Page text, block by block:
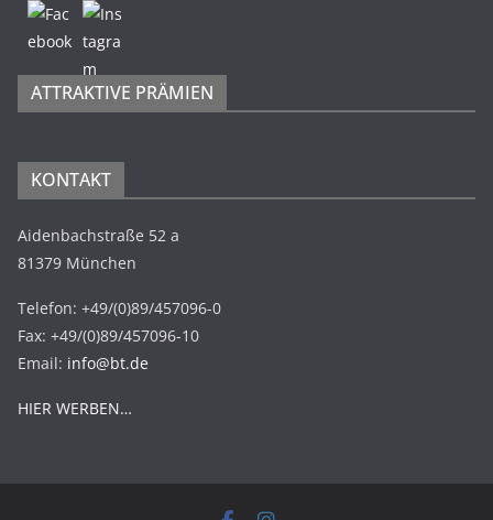
ATTRAKTIVE PRÄMIEN
KONTAKT
Aidenbachstraße 52 a
81379 München
Telefon: +49/(0)89/457096-0
Fax: +49/(0)89/457096-10
Email: info@bt.de
HIER WERBEN…